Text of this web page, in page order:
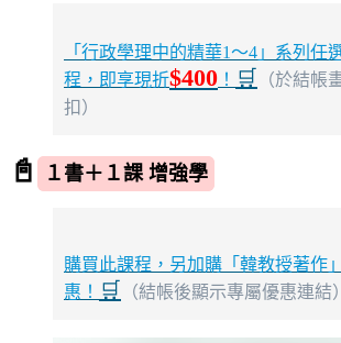
「行政學理中的精華1～4」系列任
程，即享現折$400 ！ 🛒 （於結帳
扣）
📓 １書＋１課 增強學
購買此課程，另加購「韓教授著作
惠！ 🛒 （結帳後顯示專屬優惠連結）